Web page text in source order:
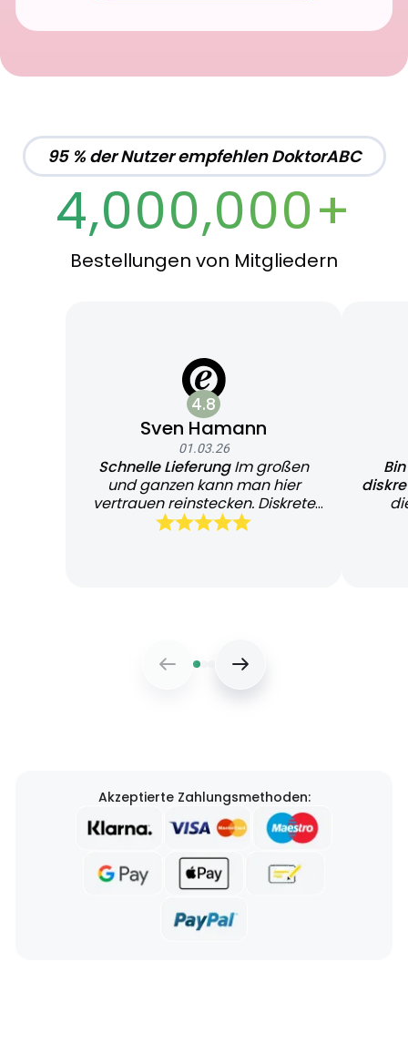
95 % der Nutzer empfehlen DoktorABC
4,000,000+
Bestellungen von Mitgliedern
4.8
Sven Hamann
01.03.26
Schnelle LieferungIm großen
und ganzen kann man hier
vertrauen reinstecken. Diskrete
und schnelle Lieferung
Akzeptierte Zahlungsmethoden: